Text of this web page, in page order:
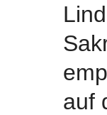
auf